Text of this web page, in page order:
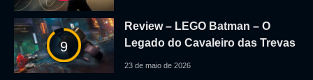
9
Review – LEGO Batman – O
Legado do Cavaleiro das Trevas
23 de maio de 2026